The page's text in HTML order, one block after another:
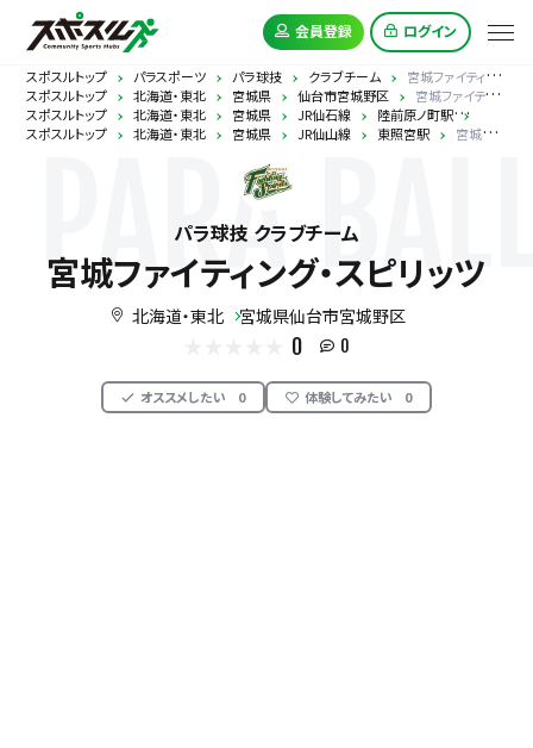
会員登録 ログイン
スポスルトップ パラスポーツ パラ球技 クラブチーム
宮城ファイティング・スピリッツ
スポスルトップ
北海道・東北 宮城県 仙台市宮城野区
宮城ファイティング・スピリッツ
スポスルトップ
北海道・東北 宮城県 JR仙石線 陸前原ノ町駅
スポスルトップ
北海道・東北 宮城県 JR仙山線 東照宮駅 宮城ファイティング・スピリッツ
PARA
パラ球技 クラブチーム
宮城ファイティング・スピリッツ
北海道・東北 宮城県仙台市宮城野区
0 0
オススメしたい 0 体験してみたい 0